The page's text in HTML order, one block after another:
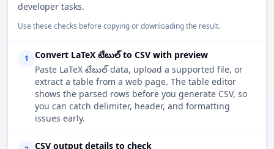
developer tasks.
Use these checks before copying or downloading the result.
1
Convert LaTeX టేబుల్ to CSV with preview
Paste LaTeX టేబుల్ data, upload a supported file, or
extract a table from a web page. The table editor
shows the parsed rows before you generate CSV, so
you can catch delimiter, header, and formatting
issues early.
CSV output details to check